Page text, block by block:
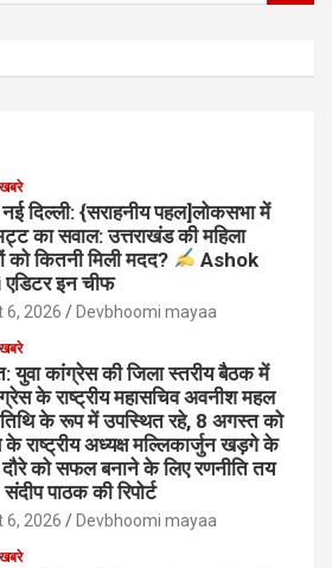
दिल्ली: {सराहनीय पहल]लोकसभा में
का सवाल: उत्तराखंड की महिला
को कितनी मिली मदद?
Ashok
इन चीफ
6, 2026 Devbhoomi mayaa
युवा कांग्रेस की जिला स्तरीय बैठक में
के राष्ट्रीय महासचिव अवनीश महल
के रूप में उपस्थित रहे, 8 अगस्त को
राष्ट्रीय अध्यक्ष मल्लिकार्जुन खड़गे के
दौरे को सफल बनाने के लिए रणनीति तय
पाठक की रिपोर्ट
6, 2026 Devbhoomi mayaa